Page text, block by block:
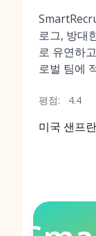
로그, 방대
로 유연하
로벌 팀에
평점: 4.4
미국 샌프